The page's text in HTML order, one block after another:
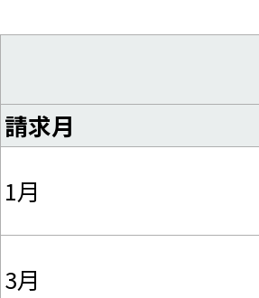
請求月
1月
3月